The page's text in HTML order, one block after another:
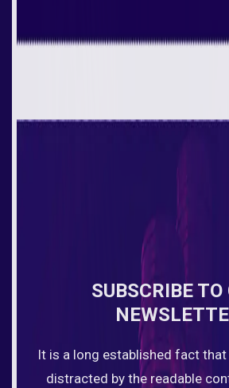
SUBSCRIBE TO
It is a long established fact that
distracted by the readable